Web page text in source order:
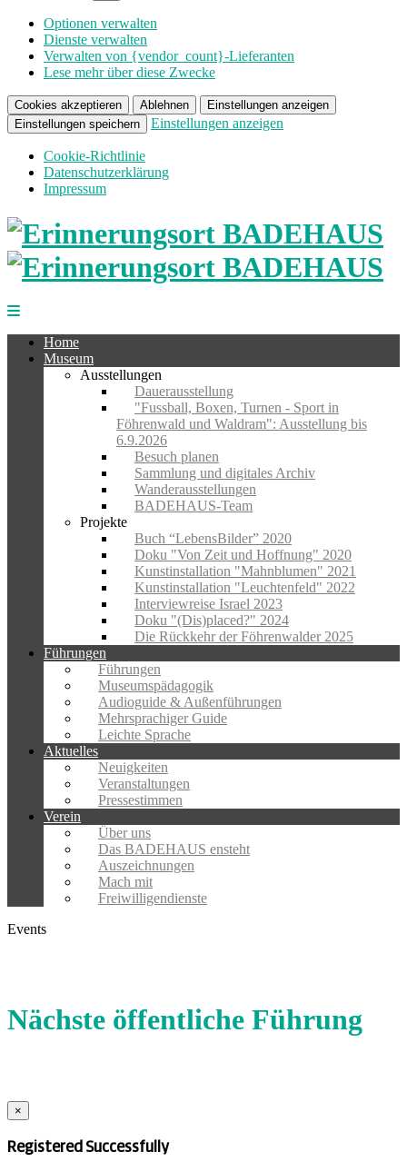
Optionen verwalten
Dienste verwalten
Verwalten von {vendor_count}-Lieferanten
Lese mehr über diese Zwecke
Cookies akzeptieren Ablehnen
Einstellungen anzeigen
Einstellungen speichern
Einstellungen anzeigen
Cookie-Richtlinie
Datenschutzerklärung
Impressum
Home
Museum
Ausstellungen
Dauerausstellung
"Fussball, Boxen, Turnen - Sport in
Föhrenwald und Waldram": Ausstellung bis
6.9.2026
Besuch planen
Sammlung und digitales Archiv
Wanderausstellungen
BADEHAUS-Team
Projekte
Buch “LebensBilder” 2020
Doku "Von Zeit und Hoffnung" 2020
Kunstinstallation "Mahnblumen" 2021
Kunstinstallation "Leuchtenfeld" 2022
Interviewreise Israel 2023
Doku "(Dis)placed?" 2024
Die Rückkehr der Föhrenwalder 2025
Führungen
Führungen
Museumspädagogik
Audioguide & Außenführungen
Mehrsprachiger Guide
Leichte Sprache
Aktuelles
Neuigkeiten
Veranstaltungen
Pressestimmen
Verein
Über uns
Das BADEHAUS ensteht
Auszeichnungen
Mach mit
Freiwilligendienste
Events
Nächste öffentliche Führung
×
Registered Successfully